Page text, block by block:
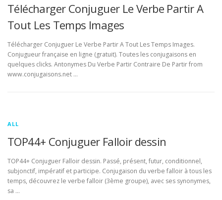
Télécharger Conjuguer Le Verbe Partir A
Tout Les Temps Images
Télécharger Conjuguer Le Verbe Partir A Tout Les Temps Images.
Conjugueur française en ligne (gratuit). Toutes les conjugaisons en
quelques clicks. Antonymes Du Verbe Partir Contraire De Partir from
www.conjugaisons.net …
ALL
TOP44+ Conjuguer Falloir dessin
TOP44+ Conjuguer Falloir dessin. Passé, présent, futur, conditionnel,
subjonctif, impératif et participe. Conjugaison du verbe falloir à tous les
temps, découvrez le verbe falloir (3ème groupe), avec ses synonymes,
sa …